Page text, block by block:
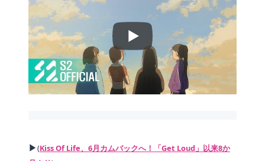
▶(Kiss Of Life、6月カムバックへ！「Get Loud」以来8か